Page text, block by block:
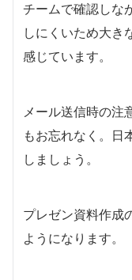
チームで確認しな
しにくいため大き
感じています。
メール送信時の注
もお忘れなく。日
しましょう。
プレゼン資料作成
ようになります。